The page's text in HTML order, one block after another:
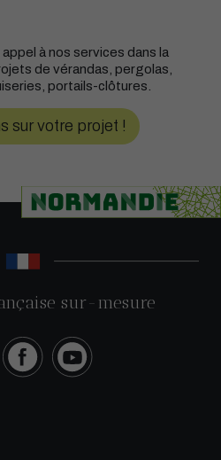
à nos services dans la
de vérandas, pergolas,
portails-clôtures.
sur votre projet !
sur-mesure